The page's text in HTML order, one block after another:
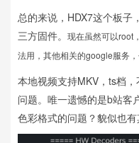
总的来说，HDX7这个板
三方固件。 现在虽然可以root
法用，其他相关的google服务，
本地视频支持MKV，ts档
问题。唯一遗憾的是b站
色彩格式的问题？貌似也